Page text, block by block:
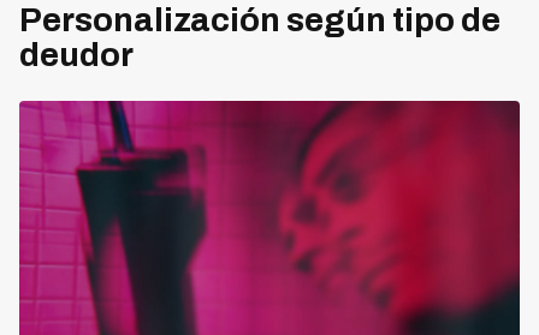
Personalización según tipo de
deudor